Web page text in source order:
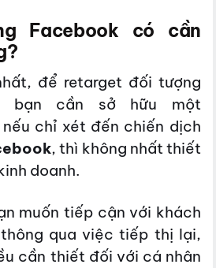
Facebook có cần
để retarget đối tượng
bạn cần sở hữu một
nếu chỉ xét đến chiến dịch
, thì không nhất thiết
doanh.
muốn tiếp cận với khách
qua việc tiếp thị lại,
cần thiết đối với cá nhân